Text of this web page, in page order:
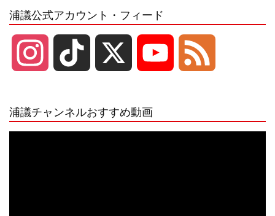
浦議公式アカウント・フィード
浦議チャンネルおすすめ動画